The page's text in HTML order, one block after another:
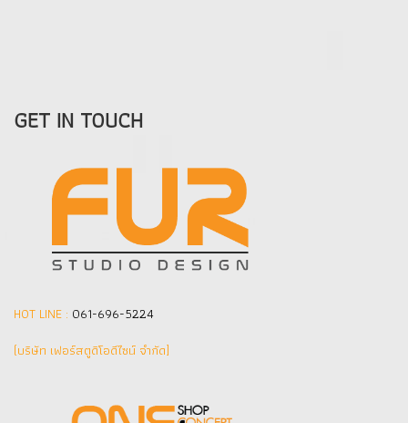
GET IN TOUCH
HOT LINE : 061-696-5224
(บริษัท เฟอร์สตูดิโอดีไซน์ จำกัด]